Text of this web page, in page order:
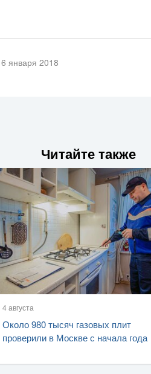
января 2018
Читайте также
4 августа
Около 980 тысяч газовых плит
проверили в Москве с начала года